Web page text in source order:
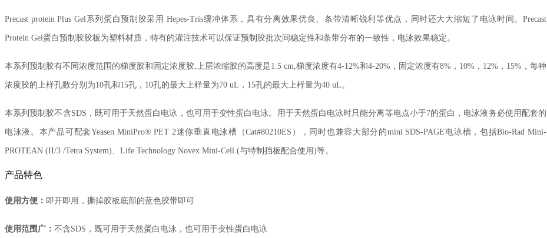
Precast protein Plus Gel系列蛋白预制胶采用 Hepes-Tris缓冲体系，具有分离效果优良、条带清晰锐利等优点，同时还大大缩短了电泳时间。Precast
Protein Gel蛋白预制胶胶板为塑料材质，特有的灌注技术可以保证预制胶批次间稳定性和条带分布的一致性，电泳效果稳定。
本系列预制胶有不同浓度范围的梯度胶和固定浓度胶,上层浓缩胶的高度是1.5 cm,梯度浓度有4-12%和4-20%，固定浓度有8%，10%，12%，15%，每种
浓度胶的上样孔数分别为10孔和15孔，10孔的最大上样量为70 uL，15孔的最大上样量为40 uL。
本系列预制胶不含SDS，既可用于天然蛋白电泳，也可用于变性蛋白电泳。用于天然蛋白电泳时只能分离等电点小于7的蛋白，电泳液务必使用配套的
电泳液。本产品可配套Yeasen MiniPro® PET 2迷你垂直电泳槽（Cat#80210ES），同时也兼容大部分的mini SDS-PAGE电泳槽，包括Bio-Rad Mini-
PROTEAN (II/3 /Tetra System)、Life Technology Novex Mini-Cell (与特制挡板配合使用)等。
产品特色
使用方便： 即开即用，撕掉胶板底部的蓝色胶带即可
使用范围广： 不含SDS，既可用于天然蛋白电泳，也可用于变性蛋白电泳